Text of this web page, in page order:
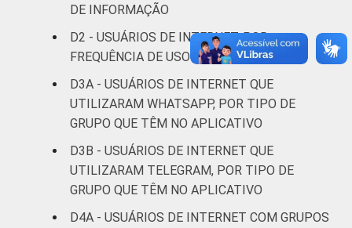
ÁREA
Rural 10 12
GRAU DE
INSTRUÇÃO
Anos iniciais
do Ensino
Fundamental
12
Anos finais
do Ensino
Fundamental
DE INFORMAÇÃO
D2 - USUÁRIOS DE INTERNET, POR
FREQUÊNCIA DE USO DE REDES SOCIAIS
D3A - USUÁRIOS DE INTERNET QUE
UTILIZARAM WHATSAPP, POR TIPO DE
GRUPO QUE TÊM NO APLICATIVO
D3B - USUÁRIOS DE INTERNET QUE
UTILIZARAM TELEGRAM, POR TIPO DE
GRUPO QUE TÊM NO APLICATIVO
D4A - USUÁRIOS DE INTERNET COM GRUPOS